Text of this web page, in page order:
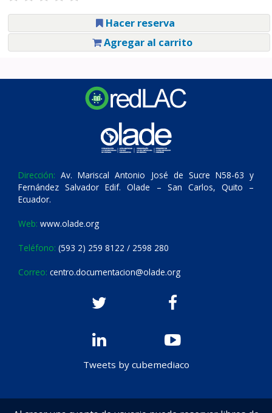
Hacer reserva
Agregar al carrito
Dirección: Av. Mariscal Antonio José de Sucre N58-63 y
Fernández Salvador Edif. Olade – San Carlos, Quito –
Ecuador.
Web: www.olade.org
Teléfono: (593 2) 259 8122 / 2598 280
Correo: centro.documentacion@olade.org
Tweets by cubemediaco